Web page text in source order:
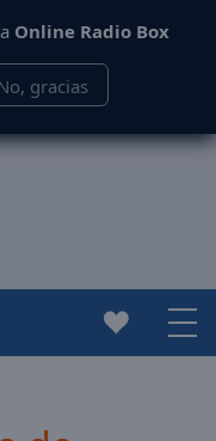
Online Radio Box
gracias